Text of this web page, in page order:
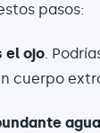
pasos:
el ojo.
cuerpo